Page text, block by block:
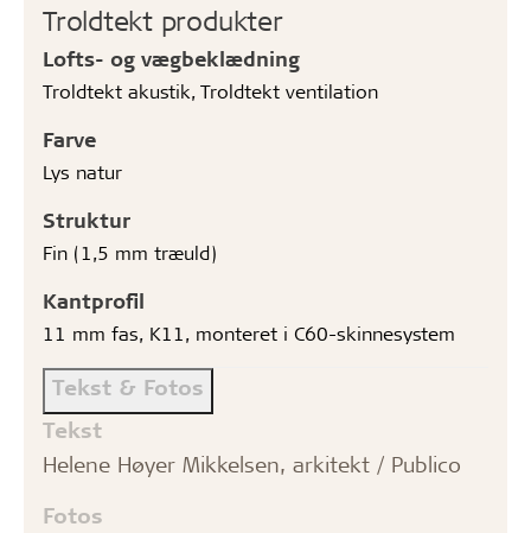
Troldtekt produkter
Lofts- og vægbeklædning
Troldtekt akustik, Troldtekt ventilation
Farve
Lys natur
Struktur
Fin (1,5 mm træuld)
Kantprofil
11 mm fas, K11, monteret i C60-skinnesystem
Tekst & Fotos
Tekst
Helene Høyer Mikkelsen, arkitekt / Publico
Fotos